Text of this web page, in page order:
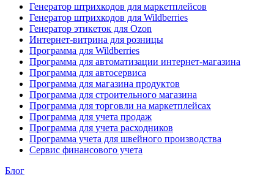
Генератор штрихкодов для маркетплейсов
Генератор штрихкодов для Wildberries
Генератор этикеток для Ozon
Интернет-витрина для розницы
Программа для Wildberries
Программа для автоматизации интернет-магазина
Программа для автосервиса
Программа для магазина продуктов
Программа для строительного магазина
Программа для торговли на маркетплейсах
Программа для учета продаж
Программа для учета расходников
Программа учета для швейного производства
Сервис финансового учета
Блог